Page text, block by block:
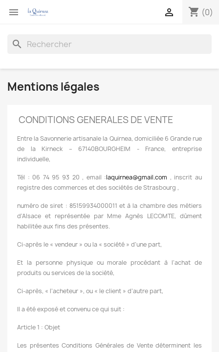
 shopping_cart (0)

search
Mentions légales
CONDITIONS GENERALES DE VENTE
Entre la Savonnerie artisanale la Quirnea, domiciliée 6 Grande rue
de la Kirneck – 67140BOURGHEIM - France, entreprise
individuelle,
Tél : 06 74 95 93 20 , email :laquirnea@gmail.com , inscrit au
registre des commerces et des sociétés de Strasbourg ,
numéro de siret : 85159934000011 et à la chambre des métiers
d’Alsace et représentée par Mme Agnès LECOMTE, dûment
habilitée aux fins des présentes.
Ci-après le « vendeur » ou la « société » d’une part,
Et la personne physique ou morale procédant à l’achat de
produits ou services de la société,
Ci-après, « l’acheteur », ou « le client » d’autre part,
Il a été exposé et convenu ce qui suit :
Article 1 : Objet
Les présentes Conditions Générales de Vente déterminent les